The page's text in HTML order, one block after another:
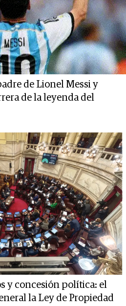
de Lionel Messi y
de la leyenda del
y concesión política: el
la Ley de Propiedad